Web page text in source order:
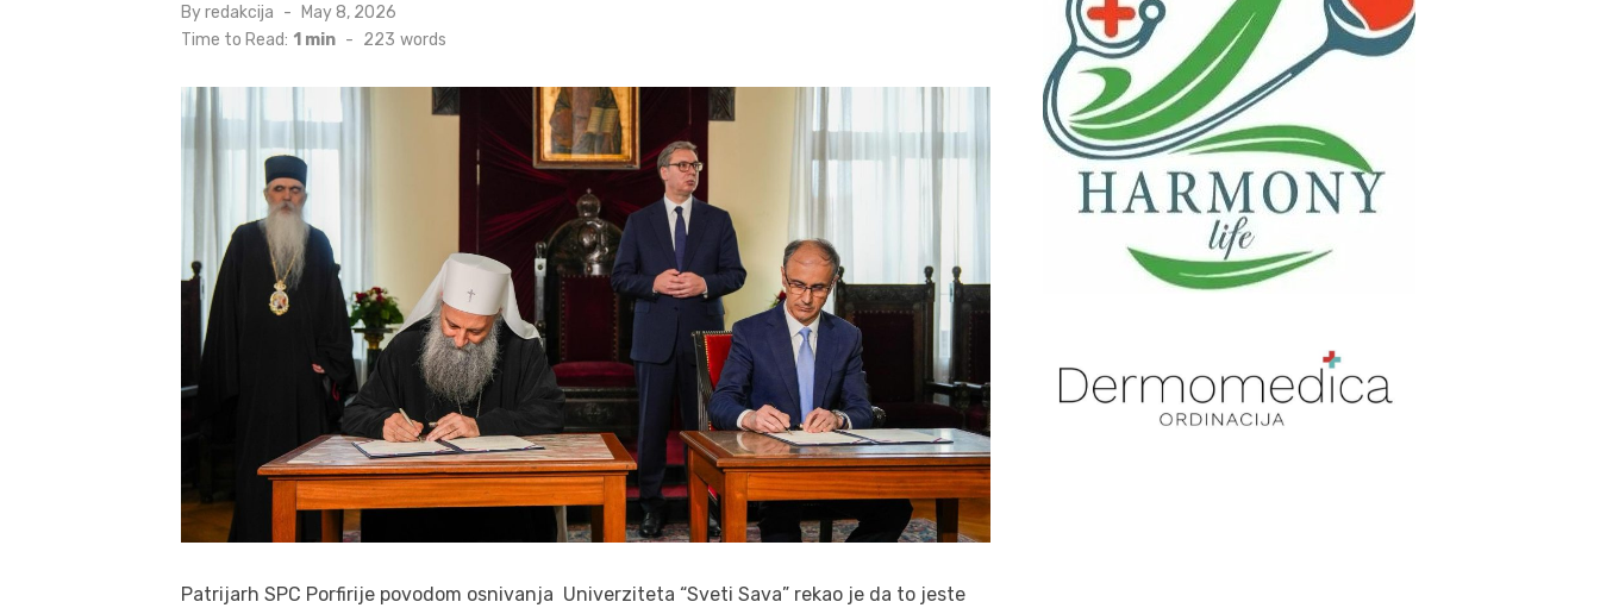
Byredakcija
Posted
on
May 8, 2026
Time to Read: 1 min - 223 words
Patrijarh SPC Porfirije povodom osnivanja Univerziteta “Sveti Sava” rekao je da to jeste